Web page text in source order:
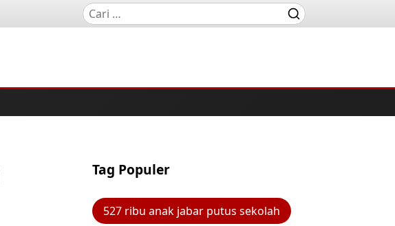
Tag Populer
527 ribu anak jabar putus sekolah